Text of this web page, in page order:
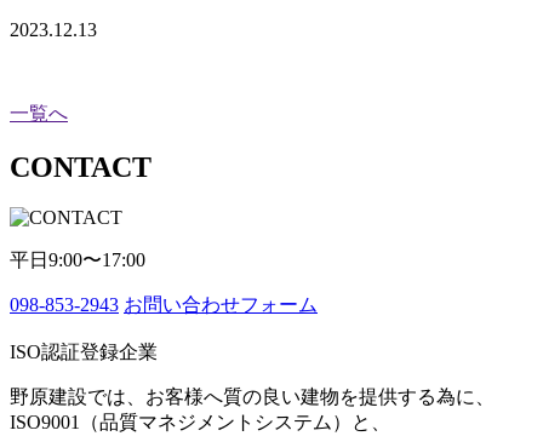
2023.12.13
一覧へ
CONTACT
平日9:00〜17:00
098-853-2943 お問い合わせフォーム
ISO認証登録企業
野原建設では、お客様へ質の良い建物を提供する為に、
ISO9001（品質マネジメントシステム）と、